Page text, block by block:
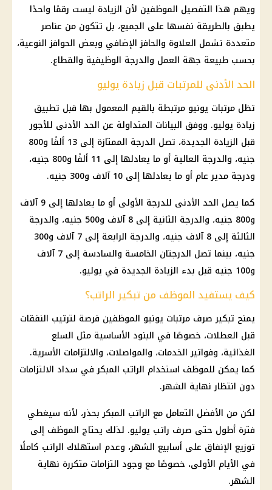
ويهم هذا التفصيل الموظفين لأن الزيادة ليست رقمًا واحدًا
يطبق بالطريقة نفسها على الجميع، بل تتكون من عناصر
متعددة تشمل العلاوة والحافز الإضافي وبعض الحوافز النوعية،
بحسب طبيعة جهة العمل والدرجة الوظيفية والقطاع.
الحد الأدنى للمرتبات قبل زيادة يوليو
تظل مرتبات يونيو مرتبطة بالقيم المعمول بها قبل تطبيق
زيادة يوليو. ووفق البيانات المتداولة عن الحد الأدنى للأجور
قبل الزيادة الجديدة، تصل الدرجة الممتازة إلى 13 ألفًا و800
جنيه، والدرجة العالية أو ما يعادلها إلى 11 ألفًا و800 جنيه،
ودرجة مدير عام أو ما يعادلها إلى 10 آلاف و300 جنيه.
كما يصل الحد الأدنى للدرجة الأولى أو ما يعادلها إلى 9 آلاف
و800 جنيه، والدرجة الثانية إلى 8 آلاف و500 جنيه، والدرجة
الثالثة إلى 8 آلاف جنيه، والدرجة الرابعة إلى 7 آلاف و300
جنيه، بينما تصل الدرجتان الخامسة والسادسة إلى 7 آلاف
و100 جنيه قبل بدء الزيادة الجديدة في يوليو.
كيف يستفيد الموظف من تبكير الراتب؟
يمنح تبكير صرف مرتبات يونيو الموظفين فرصة لترتيب النفقات
قبل العطلات، خصوصًا في البنود الأساسية مثل السلع
الغذائية، وفواتير الخدمات، والمواصلات، والالتزامات الأسرية.
كما يمكن للموظف استخدام الراتب المبكر في سداد الالتزامات
دون انتظار نهاية الشهر.
لكن من الأفضل التعامل مع الراتب المبكر بحذر، لأنه سيغطي
فترة أطول حتى صرف راتب يوليو. لذلك يحتاج الموظف إلى
توزيع الإنفاق على أسابيع الشهر، وعدم استهلاك الراتب كاملًا
في الأيام الأولى، خصوصًا مع وجود التزامات متكررة نهاية
الشهر.